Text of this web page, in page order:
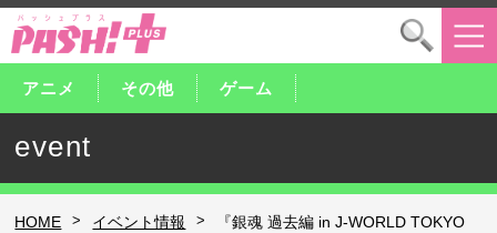
アニメ その他 ゲーム
event
HOME > イベント情報 >
『銀魂 過去編 in J-WORLD TOKYO